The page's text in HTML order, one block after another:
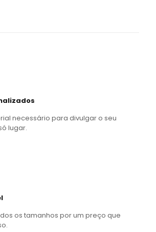
necessário para divulgar o seu
lugar.
os tamanhos por um preço que